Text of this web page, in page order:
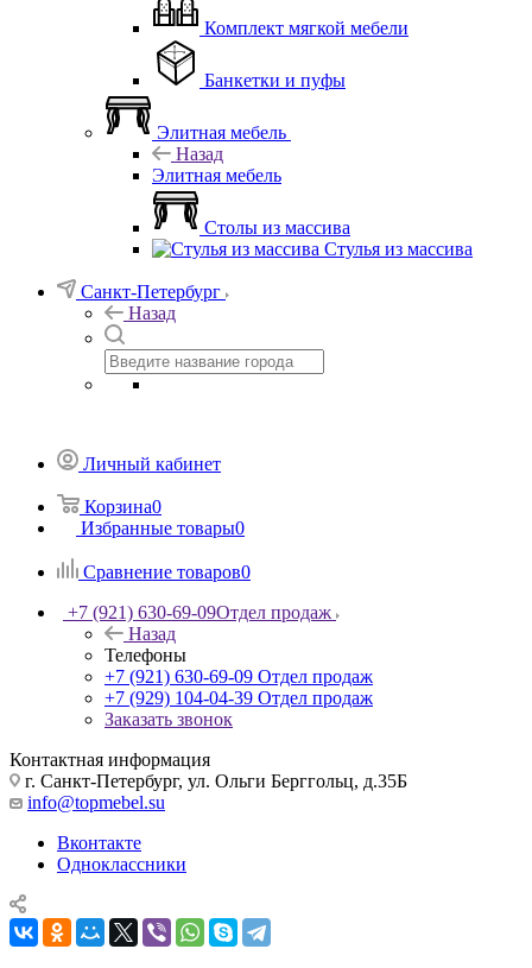
Комплект мягкой мебели
Банкетки и пуфы
Элитная мебель
Назад
Элитная мебель
Столы из массива
Стулья из массива
Санкт-Петербург
Назад
Личный кабинет
Корзина0
Избранные товары0
Сравнение товаров0
+7 (921) 630-69-09Отдел продаж
Назад
Телефоны
+7 (921) 630-69-09 Отдел продаж
+7 (929) 104-04-39 Отдел продаж
Заказать звонок
Контактная информация
г. Санкт-Петербург, ул. Ольги Берггольц, д.35Б
info@topmebel.su
Вконтакте
Одноклассники